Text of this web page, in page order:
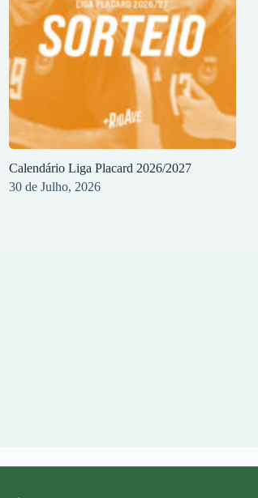
Calendário Liga Placard 2026/2027
30 de Julho, 2026